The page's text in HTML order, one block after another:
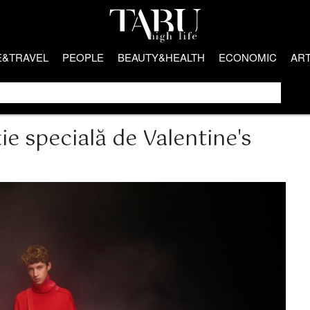
PEOPLE BEAUTY&HEALTH ECONOMIC
specială de Valentine's